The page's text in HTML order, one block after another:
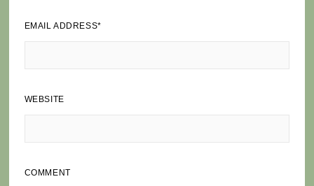
EMAIL ADDRESS*
WEBSITE
COMMENT